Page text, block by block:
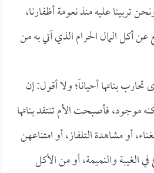
تربينا عليه منذ نعومة أظفارنا،
أكل المال الحرام الذي آتي به من
بناتها أحياناً؛ ولا أقول: إن
موجود، فأصبحت الأم تنتقد بناتها
أو مشاهدة التلفاز، أو امتناعهن
الغيبة والنميمة، أو من الأكل